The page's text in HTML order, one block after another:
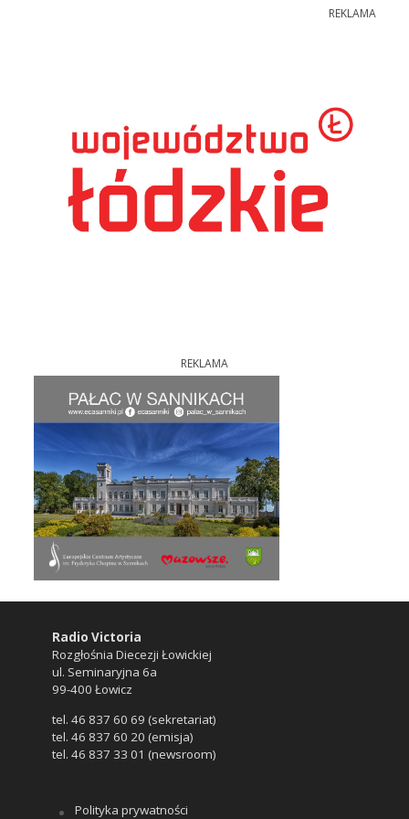
REKLAMA
REKLAMA
Radio Victoria
Rozgłośnia Diecezji Łowickiej
ul. Seminaryjna 6a
99-400 Łowicz
tel. 46 837 60 69 (sekretariat)
tel. 46 837 60 20 (emisja)
tel. 46 837 33 01 (newsroom)
Polityka prywatności